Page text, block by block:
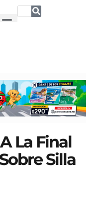
La Final
Silla